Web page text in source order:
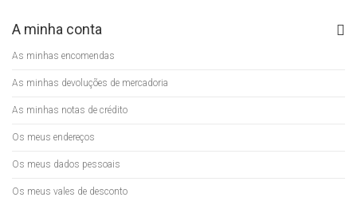
A minha conta
As minhas encomendas
As minhas devoluções de mercadoria
As minhas notas de crédito
Os meus endereços
Os meus dados pessoais
Os meus vales de desconto